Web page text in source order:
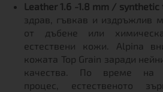
Leather 1.6 -1.8 mm /
здрав, гъвкав и издръжлив
от дъбене или
естествени кожи. Alpina
кожата Top Grain заради
качества. По време на
процес, естественото